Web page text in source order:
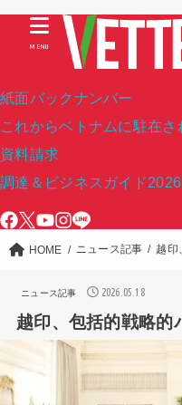
紙面バックナンバー
これからベトナムに駐在さ
資料請求
調達＆ビジネスガイド2026
MENU
HOME ニュース記事 越印
ニュース記事 2026.05.18
越印、包括的戦略的